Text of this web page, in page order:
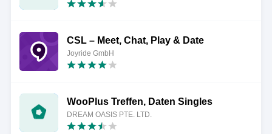
CSL – Meet, Chat, Pla‪y & Date
Joyride GmbH
WooPlus Treffen, Daten Singles
DREAM OASIS PTE. LTD.